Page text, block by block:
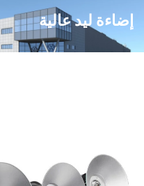
إضاءة ليد عالية